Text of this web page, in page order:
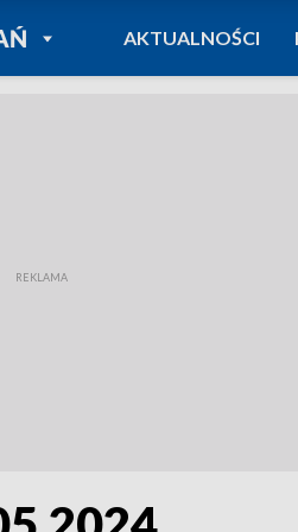
DO
REGIONY
AKTUALNOŚCI